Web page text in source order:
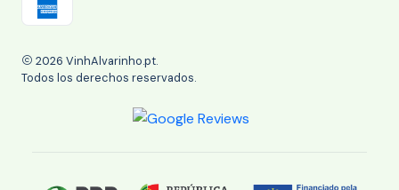
2026 VinhAlvarinho.pt.
Todos los derechos reservados.